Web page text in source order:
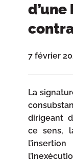
7 février
La
dirigeant
ce sens,